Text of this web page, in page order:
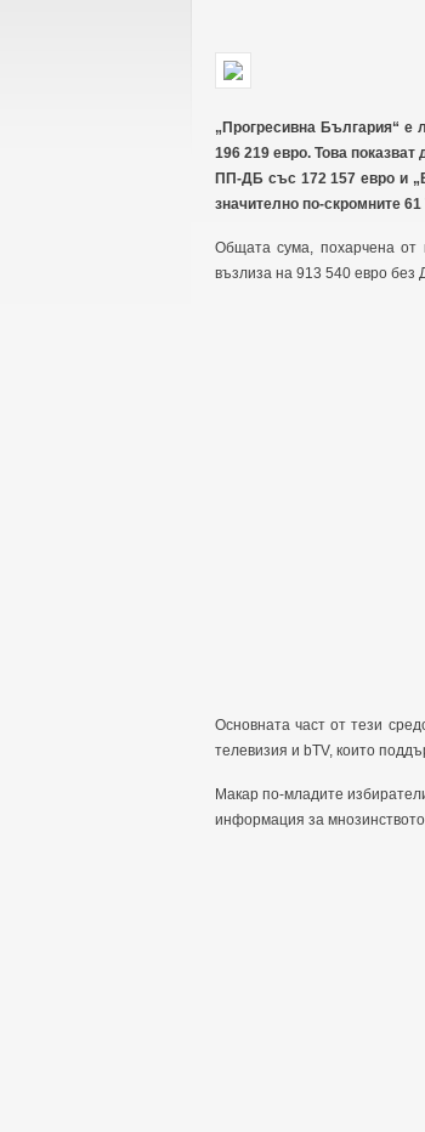
„Прогресивна България“ е
196 219 евро. Това
ПП-ДБ със 172 157 евро и
значително по-скромните 61
Общата сума, похарчена от
възлиза на 913 540 евро без
Основната част от тези
телевизия и bTV, които
Макар по-младите
информация за